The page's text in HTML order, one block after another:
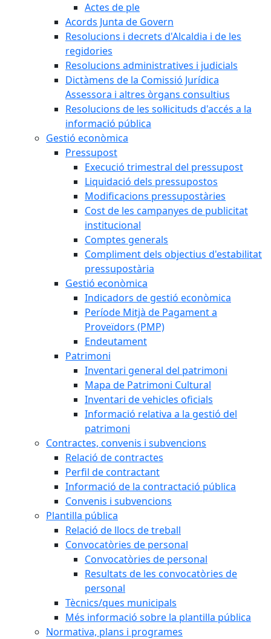
Actes de ple
Acords Junta de Govern
Resolucions i decrets d'Alcaldia i de les
regidories
Resolucions administratives i judicials
Dictàmens de la Comissió Jurídica
Assessora i altres òrgans consultius
Resolucions de les sol·licituds d'accés a la
informació pública
Gestió econòmica
Pressupost
Execució trimestral del pressupost
Liquidació dels pressupostos
Modificacions pressupostàries
Cost de les campanyes de publicitat
institucional
Comptes generals
Compliment dels objectius d'estabilitat
pressupostària
Gestió econòmica
Indicadors de gestió econòmica
Període Mitjà de Pagament a
Proveïdors (PMP)
Endeutament
Patrimoni
Inventari general del patrimoni
Mapa de Patrimoni Cultural
Inventari de vehicles oficials
Informació relativa a la gestió del
patrimoni
Contractes, convenis i subvencions
Relació de contractes
Perfil de contractant
Informació de la contractació pública
Convenis i subvencions
Plantilla pública
Relació de llocs de treball
Convocatòries de personal
Convocatòries de personal
Resultats de les convocatòries de
personal
Tècnics/ques municipals
Més informació sobre la plantilla pública
Normativa, plans i programes